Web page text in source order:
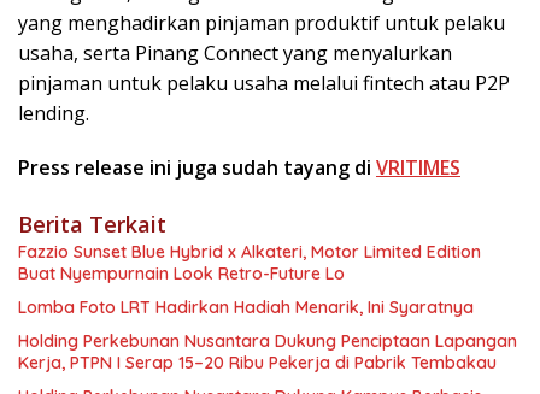
yang menghadirkan pinjaman produktif untuk pelaku
usaha, serta Pinang Connect yang menyalurkan
pinjaman untuk pelaku usaha melalui fintech atau P2P
lending.
Press release ini juga sudah tayang di VRITIMES
Berita Terkait
Fazzio Sunset Blue Hybrid x Alkateri, Motor Limited Edition
Buat Nyempurnain Look Retro-Future Lo
Lomba Foto LRT Hadirkan Hadiah Menarik, Ini Syaratnya
Holding Perkebunan Nusantara Dukung Penciptaan Lapangan
Kerja, PTPN I Serap 15–20 Ribu Pekerja di Pabrik Tembakau